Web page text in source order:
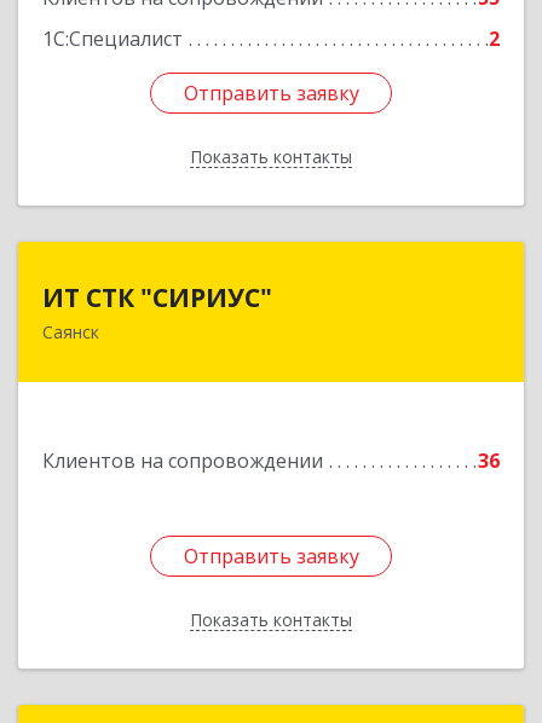
1С:Специалист
2
Отправить заявку
Показать контакты
Отправить заявку
Назад
ИТ СТК "СИРИУС"
Саянск
Клиентов на сопровождении 36
Отправить заявку
Показать контакты
666303, Иркутская обл, Саянск г, Юбилейный
Отправить заявку
Назад